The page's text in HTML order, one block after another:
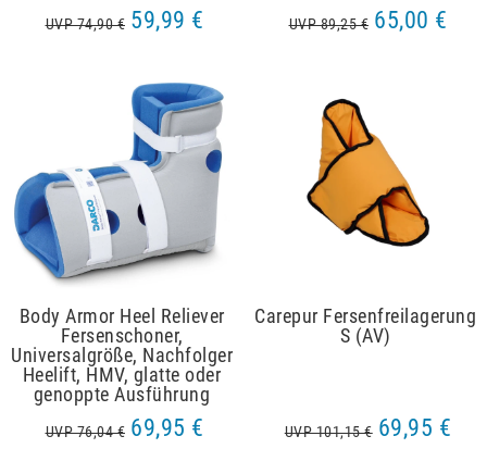
UVP 74,90 € 59,99 € UVP 89,25 € 65,00 €
Body Armor Heel Reliever
Fersenschoner,
Universalgröße, Nachfolger
Heelift, HMV, glatte oder
genoppte Ausführung
UVP 76,04 € 69,95 €
Carepur Fersenfreilagerung
S (AV)
UVP 101,15 € 69,95 €